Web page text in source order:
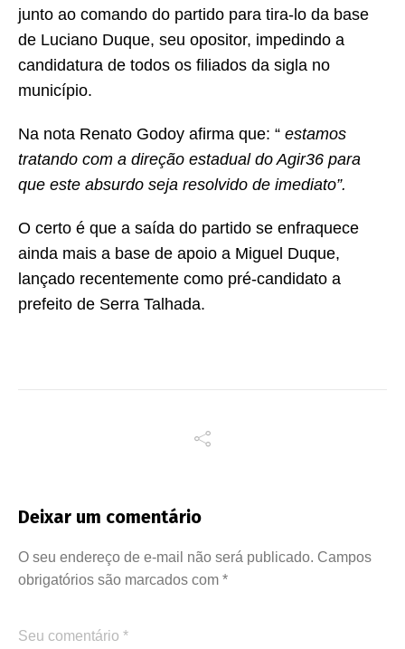
junto ao comando do partido para tira-lo da base
de Luciano Duque, seu opositor, impedindo a
candidatura de todos os filiados da sigla no
município.
Na nota Renato Godoy afirma que: “ estamos
tratando com a direção estadual do Agir36 para
que este absurdo seja resolvido de imediato”.
O certo é que a saída do partido se enfraquece
ainda mais a base de apoio a Miguel Duque,
lançado recentemente como pré-candidato a
prefeito de Serra Talhada.
Deixar um comentário
O seu endereço de e-mail não será publicado. Campos
obrigatórios são marcados com *